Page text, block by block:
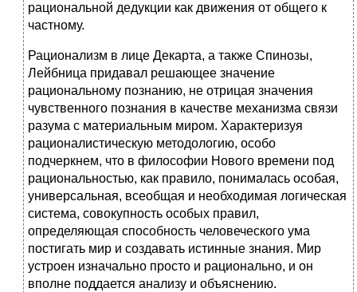
рациональной дедукции как движения от общего к
частному.
Рационализм в лице Декарта, а также Спинозы,
Лейбница придавал решающее значение
рациональному познанию, не отрицая значения
чувственного познания в качестве механизма связи
разума с материальным миром. Характеризуя
рационалистическую методологию, особо
подчеркнем, что в философии Нового времени под
рациональностью, как правило, понималась особая,
универсальная, всеобщая и необходимая логическая
система, совокупность особых правил,
определяющая способность человеческого ума
постигать мир и создавать истинные знания. Мир
устроен изначально просто и рационально, и он
вполне поддается анализу и объяснению.